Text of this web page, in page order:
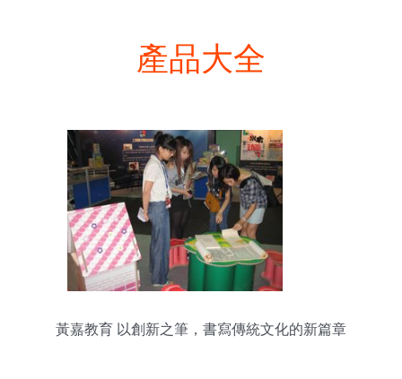
產品大全
黃嘉教育 以創新之筆，書寫傳統文化的新篇章